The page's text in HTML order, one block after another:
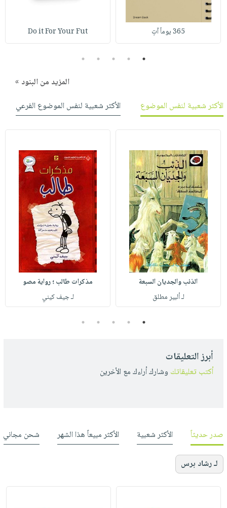
أطفال
مناسبات
أسئلة
انشر
معنا
عربة
365 يوماً آتٍ Do it For Your Fut
1
2
3
4
5
المزيد من البنود »
الأكثر شعبية لنفس الموضوع
الأكثر شعبية لنفس الموضوع الفرعي
الذئب والجديان السبعة
لـ ألبير مطلق
مذكرات طالب ؛ رواية مصو
لـ جيف كيني
1
2
3
4
5
أبرز التعليقات
أكتب تعليقاتك وشارك أراءك مع الأخرين
صدر حديثاً الأكثر شعبية الأكثر مبيعاً هذا الشهر شحن مجاني
لـ رشاد برس